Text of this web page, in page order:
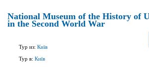
National Museum of the History of
in the Second World War
Тур из: Київ
Тур в: Київ